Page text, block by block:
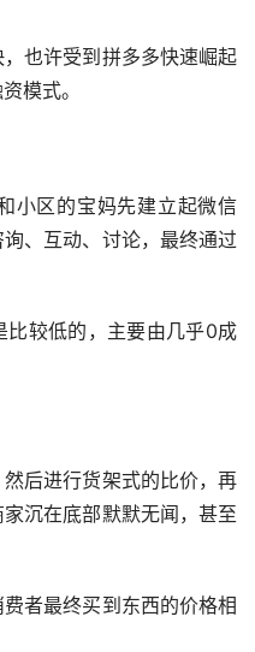
也许受到拼多多快速崛起
模式。
小区的宝妈先建立起微信
、互动、讨论，最终通过
比较低的，主要由几乎0成
后进行货架式的比价，再
沉在底部默默无闻，甚至
者最终买到东西的价格相